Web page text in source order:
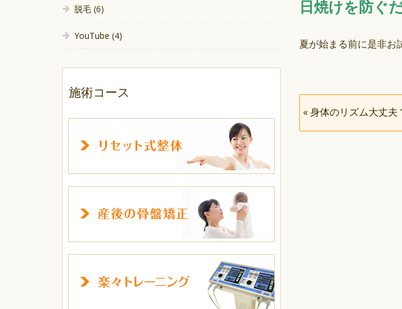
日焼けを防ぐ
夏が始まる前に是非お
«身体のリズム大丈夫
脱毛 (6)
YouTube (4)
施術コース